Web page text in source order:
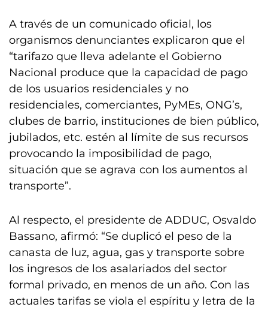
A través de un comunicado oficial, los
organismos denunciantes explicaron que el
“tarifazo que lleva adelante el Gobierno
Nacional produce que la capacidad de pago
de los usuarios residenciales y no
residenciales, comerciantes, PyMEs, ONG’s,
clubes de barrio, instituciones de bien público,
jubilados, etc. estén al límite de sus recursos
provocando la imposibilidad de pago,
situación que se agrava con los aumentos al
transporte”.
Al respecto, el presidente de ADDUC, Osvaldo
Bassano, afirmó: “Se duplicó el peso de la
canasta de luz, agua, gas y transporte sobre
los ingresos de los asalariados del sector
formal privado, en menos de un año. Con las
actuales tarifas se viola el espíritu y letra de la